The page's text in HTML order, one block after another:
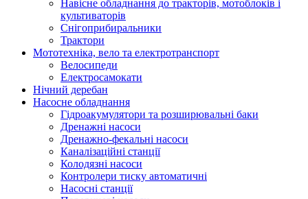
Навісне обладнання до тракторів, мотоблоків і
культиваторів
Снігоприбиральники
Трактори
Мототехніка, вело та електротранспорт
Велосипеди
Електросамокати
Нічний деребан
Насосне обладнання
Гідроакумулятори та розширювальні баки
Дренажні насоси
Дренажно-фекальні насоси
Каналізаційні станції
Колодязні насоси
Контролери тиску автоматичні
Насосні станції